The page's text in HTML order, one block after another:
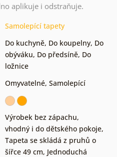
aplikuje i odstraňuje.
Samolepící tapety
Do kuchyně, Do koupelny, Do
obýváku, Do předsíně, Do
ložnice
Omyvatelné, Samolepící
Výrobek bez zápachu,
vhodný i do dětského pokoje,
Tapeta se skládá z pruhů o
šířce 49 cm, Jednoduchá